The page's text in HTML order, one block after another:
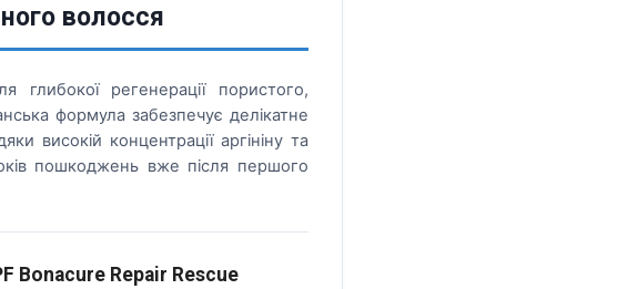
волосся
глибокої регенерації пористого,
формула забезпечує делікатне
високій концентрації аргініну та
пошкоджень вже після першого
Bonacure Repair Rescue